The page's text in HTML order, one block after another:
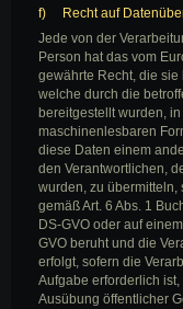
f) Recht auf
Jede von der
Person hat das vom
gewährte Recht, die
welche durch die
bereitgestellt wurden,
maschinenlesbaren
diese Daten einem
den Verantwortlichen,
wurden, zu
gemäß Art. 6 Abs. 1
DS-GVO oder auf
GVO beruht und die
erfolgt, sofern die
Aufgabe erforderlich
Ausübung öffentlicher